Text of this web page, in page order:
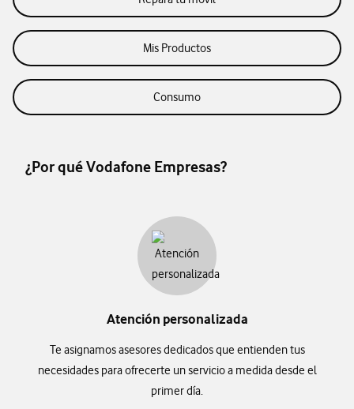
Mis Productos
Consumo
¿Por qué Vodafone Empresas?
Atención personalizada
Te asignamos asesores dedicados que entienden tus
necesidades para ofrecerte un servicio a medida desde el
primer día.